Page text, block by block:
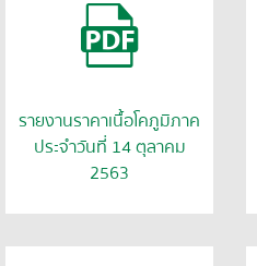
รายงานราคาเนื้อโคภูมิภาค
ประจำวันที่ 14 ตุลาคม
2563